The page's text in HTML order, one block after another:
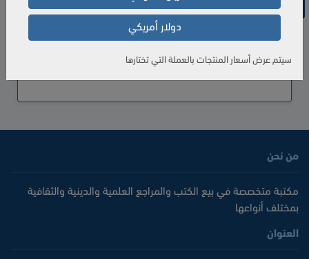
دولار أمريكي
سيتم عرض أسعار المنتجات بالعملة التي تختارها
المواصفات
المؤلف
علي حسن موسى
مخلص عبدالحليم ريس
من نحن
مكتبة متخصصة في بيع الكتب والمراجع العلمية والدينية والثقافية
بمختلف أنواعها
العنوان